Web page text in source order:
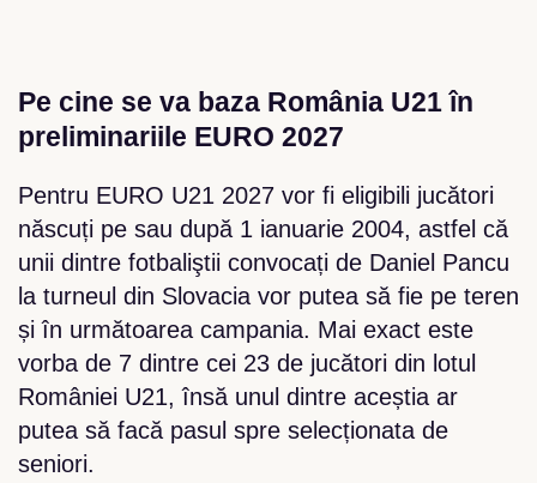
Pe cine se va baza România U21 în
preliminariile EURO 2027
Pentru EURO U21 2027 vor fi eligibili jucători
născuți pe sau după 1 ianuarie 2004, astfel că
unii dintre fotbaliştii convocați de Daniel Pancu
la turneul din Slovacia vor putea să fie pe teren
și în următoarea campania. Mai exact este
vorba de 7 dintre cei 23 de jucători din lotul
României U21, însă unul dintre aceștia ar
putea să facă pasul spre selecționata de
seniori.